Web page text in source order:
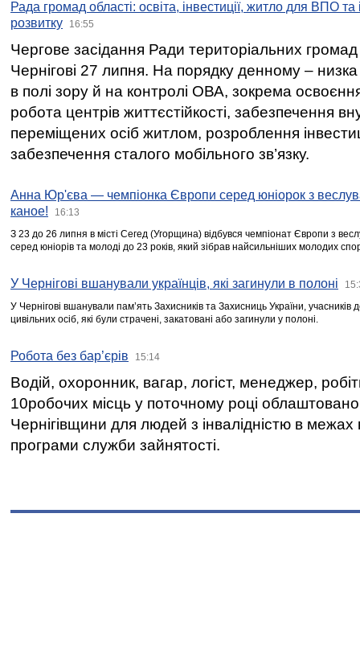
Рада громад області: освіта, інвестиції, житло для ВПО
розвитку
16:55
Чергове засідання Ради територіальних громад
Чернігові 27 липня. На порядку денному –
в полі зору й на контролі ОВА, зокрема освоєння
робота центрів життєстійкості, забезпечення
переміщених осіб житлом, розроблення
забезпечення сталого мобільного зв’язку.
Анна Юр'єва — чемпіонка Європи серед юніорок з
каное!
16:13
З 23 до 26 липня в місті Сегед (Угорщина) відбувся чемпіонат Європи з
серед юніорів та молоді до 23 років, який зібрав найсильніших молодих
У Чернігові вшанували українців, які загинули в полоні
У Чернігові вшанували пам’ять Захисників та Захисниць України,
цивільних осіб, які були страчені, закатовані або загинули у полоні.
Робота без бар’єрів 15:14
Водій, охоронник, вагар, логіст, менеджер,
10робочих місць у поточному році
Чернігівщини для людей з інвалідністю в межах
програми служби зайнятості.